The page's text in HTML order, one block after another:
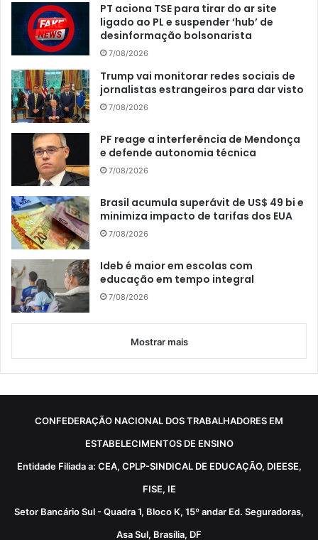
PT aciona TSE para tirar do ar site
ligado ao PL e suspender ‘hub’ de
desinformação bolsonarista
7/08/2026
Trump vai monitorar redes sociais de
jornalistas estrangeiros para dar visto
7/08/2026
PF reage a interferência de Mendonça
e defende autonomia técnica
7/08/2026
Brasil acumula superávit de US$ 49 bi e
minimiza impacto de tarifas dos EUA
7/08/2026
Ideb é maior em escolas com
educação em tempo integral
7/08/2026
Mostrar mais
CONFEDERAÇÃO NACIONAL DOS TRABALHADORES EM
ESTABELECIMENTOS DE ENSINO
Entidade Filiada a: CEA, CPLP-SINDICAL DE EDUCAÇÃO, DIEESE,
FISE, IE
Setor Bancário Sul - Quadra 1, Bloco K, 15º andar Ed. Seguradoras,
Asa Sul, Brasília, DF